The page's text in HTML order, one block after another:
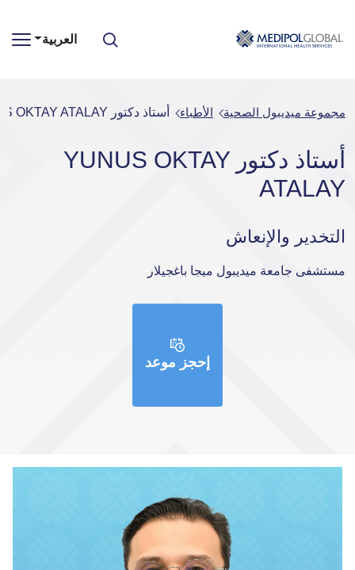
العربية
مجموعة ميديبول الصحية الأطباء أستاذ دكتور YUNUS OKTAY ATALAY
أستاذ دكتور YUNUS OKTAY
ATALAY
التخدير والإنعاش
مستشفى جامعة ميديبول ميجا باغجيلار
إحجز موعد